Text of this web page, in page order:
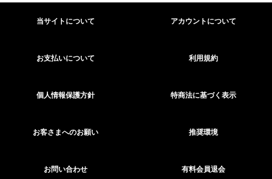
当サイトについて アカウントについて
お支払いについて 利用規約
個人情報保護方針 特商法に基づく表示
お客さまへのお願い 推奨環境
お問い合わせ 有料会員退会